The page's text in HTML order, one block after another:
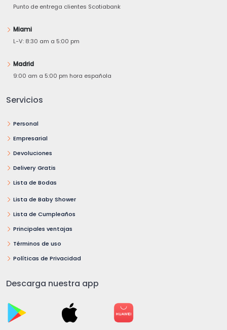
Punto de entrega clientes Scotiabank
Miami
L-V: 8:30 am a 5:00 pm
Madrid
9:00 am a 5:00 pm hora española
Servicios
Personal
Empresarial
Devoluciones
Delivery Gratis
Lista de Bodas
Lista de Baby Shower
Lista de Cumpleaños
Principales ventajas
Términos de uso
Políticas de Privacidad
Descarga nuestra app